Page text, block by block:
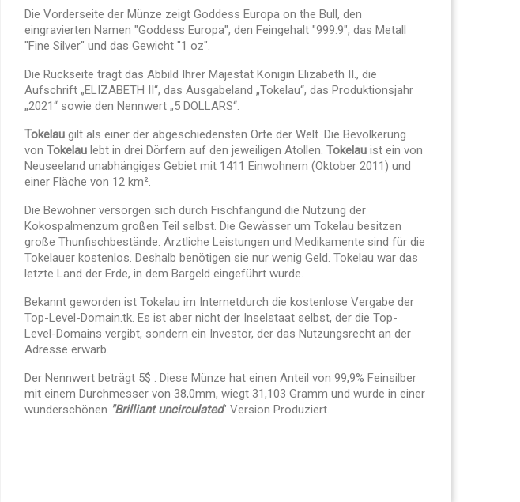
Die Vorderseite der Münze zeigt Goddess Europa on the Bull, den
eingravierten Namen "Goddess Europa", den Feingehalt "999.9", das Metall
"Fine Silver" und das Gewicht "1 oz".
Die Rückseite trägt das Abbild Ihrer Majestät Königin Elizabeth II., die
Aufschrift „ELIZABETH II“, das Ausgabeland „Tokelau“, das Produktionsjahr
„2021“ sowie den Nennwert „5 DOLLARS“.
Tokelau gilt als einer der abgeschiedensten Orte der Welt. Die Bevölkerung
von Tokelau lebt in drei Dörfern auf den jeweiligen Atollen. Tokelau ist ein von
Neuseeland unabhängiges Gebiet mit 1411 Einwohnern (Oktober 2011) und
einer Fläche von 12 km².
Die Bewohner versorgen sich durch Fischfangund die Nutzung der
Kokospalmenzum großen Teil selbst. Die Gewässer um Tokelau besitzen
große Thunfischbestände. Ärztliche Leistungen und Medikamente sind für die
Tokelauer kostenlos. Deshalb benötigen sie nur wenig Geld. Tokelau war das
letzte Land der Erde, in dem Bargeld eingeführt wurde.
Bekannt geworden ist Tokelau im Internetdurch die kostenlose Vergabe der
Top-Level-Domain.tk. Es ist aber nicht der Inselstaat selbst, der die Top-
Level-Domains vergibt, sondern ein Investor, der das Nutzungsrecht an der
Adresse erwarb.
Der Nennwert beträgt 5$ . Diese Münze hat einen Anteil von 99,9% Feinsilber
mit einem Durchmesser von 38,0mm, wiegt 31,103 Gramm und wurde in einer
wunderschönen "Brilliant uncirculated" Version Produziert.